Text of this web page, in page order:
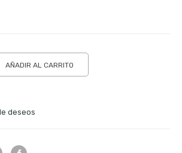
AÑADIR AL CARRITO
deseos